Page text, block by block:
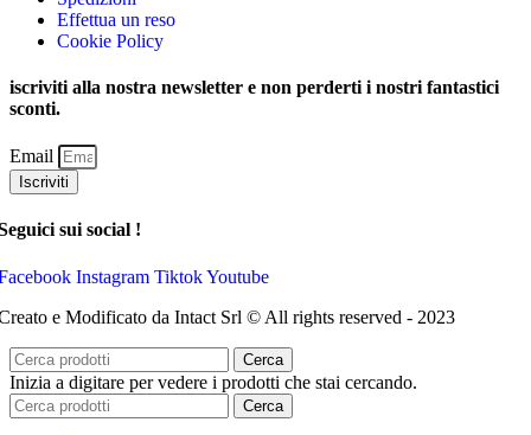
Effettua un reso
Cookie Policy
iscriviti alla nostra newsletter e non perderti i nostri fantastici
sconti.
Email
Iscriviti
sui social !
Instagram TiktokYoutube
e Modificato da Intact Srl © All rights reserved - 2023
Cerca
Inizia a digitare per vedere i prodotti che stai cercando.
Cerca